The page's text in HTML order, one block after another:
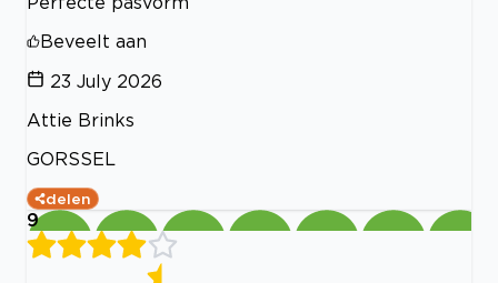
Beveelt aan
23 July 2026
Attie Brinks
GORSSEL
delen
9